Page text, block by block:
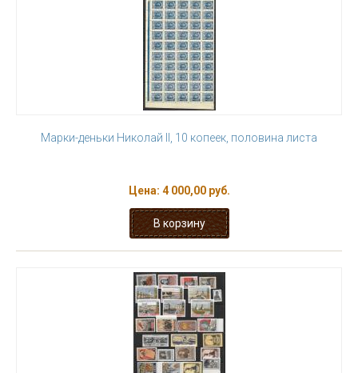
Марки-деньки Николай II, 10 копеек, половина листа
Цена: 4 000,00 руб.